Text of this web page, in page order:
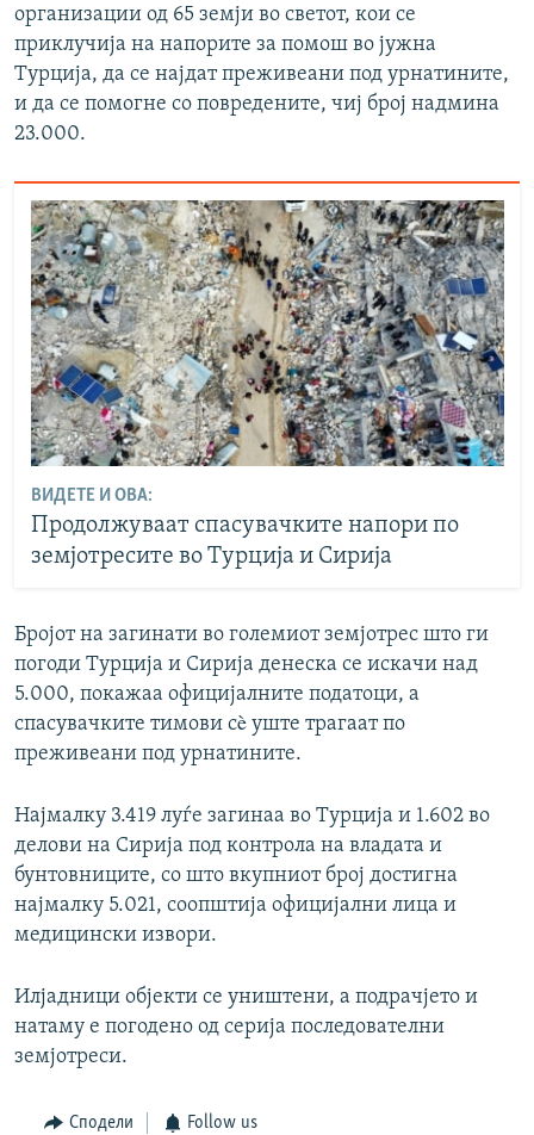
организации од 65 земји во светот, кои се
приклучија на напорите за помош во јужна
Турција, да се најдат преживеани под урнатините,
и да се помогне со повредените, чиј број надмина
23.000.
ВИДЕТЕ И ОВА:
Продолжуваат спасувачките напори по
земјотресите во Турција и Сирија
Бројот на загинати во големиот земјотрес што ги
погоди Турција и Сирија денеска се искачи над
5.000, покажаа официјалните податоци, а
спасувачките тимови сè уште трагаат по
преживеани под урнатините.
Најмалку 3.419 луѓе загинаа во Турција и 1.602 во
делови на Сирија под контрола на владата и
бунтовниците, со што вкупниот број достигна
најмалку 5.021, соопштија официјални лица и
медицински извори.
Илјадници објекти се уништени, а подрачјето и
натаму е погодено од серија последователни
земјотреси.
Сподели Follow us